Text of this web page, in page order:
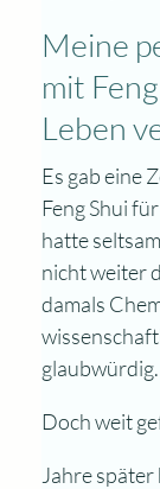
Meine
mit
Leben
Es gab eine
Feng Shui
hatte
nicht weiter
damals
glaubwürdig.
Doch weit
Jahre